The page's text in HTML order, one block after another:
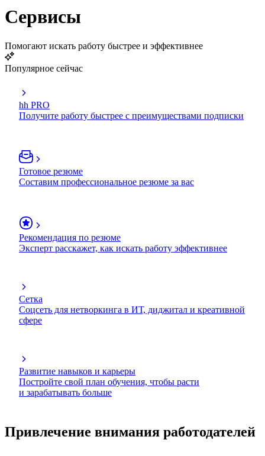
Сервисы
Помогают искать работу быстрее и эффективнее
Популярное сейчас
hh PRO
Получите работу быстрее с преимуществами подписки
Готовое резюме
Составим профессиональное резюме за вас
Рекомендация по резюме
Эксперт расскажет, как искать работу эффективнее
Сетка
Соцсеть для нетворкинга в ИТ, диджитал и креативной
сфере
Развитие навыков и карьеры
Постройте свой план обучения, чтобы расти
и зарабатывать больше
Привлечение внимания работодателей